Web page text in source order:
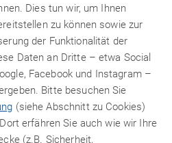
ZUBEHÖR
Dies tun wir, um Ihnen
zu können sowie zur
der Funktionalität der
Daten an Dritte – etwa Social
Facebook und Instagram –
Bitte besuchen Sie
(siehe Abschnitt zu Cookies)
erfähren Sie auch wie wir Ihre
(z.B. Sicherheit,